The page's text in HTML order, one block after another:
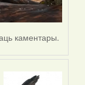
каментары.